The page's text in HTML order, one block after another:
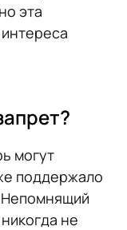
эта
могут
поддержало
Непомнящий
не